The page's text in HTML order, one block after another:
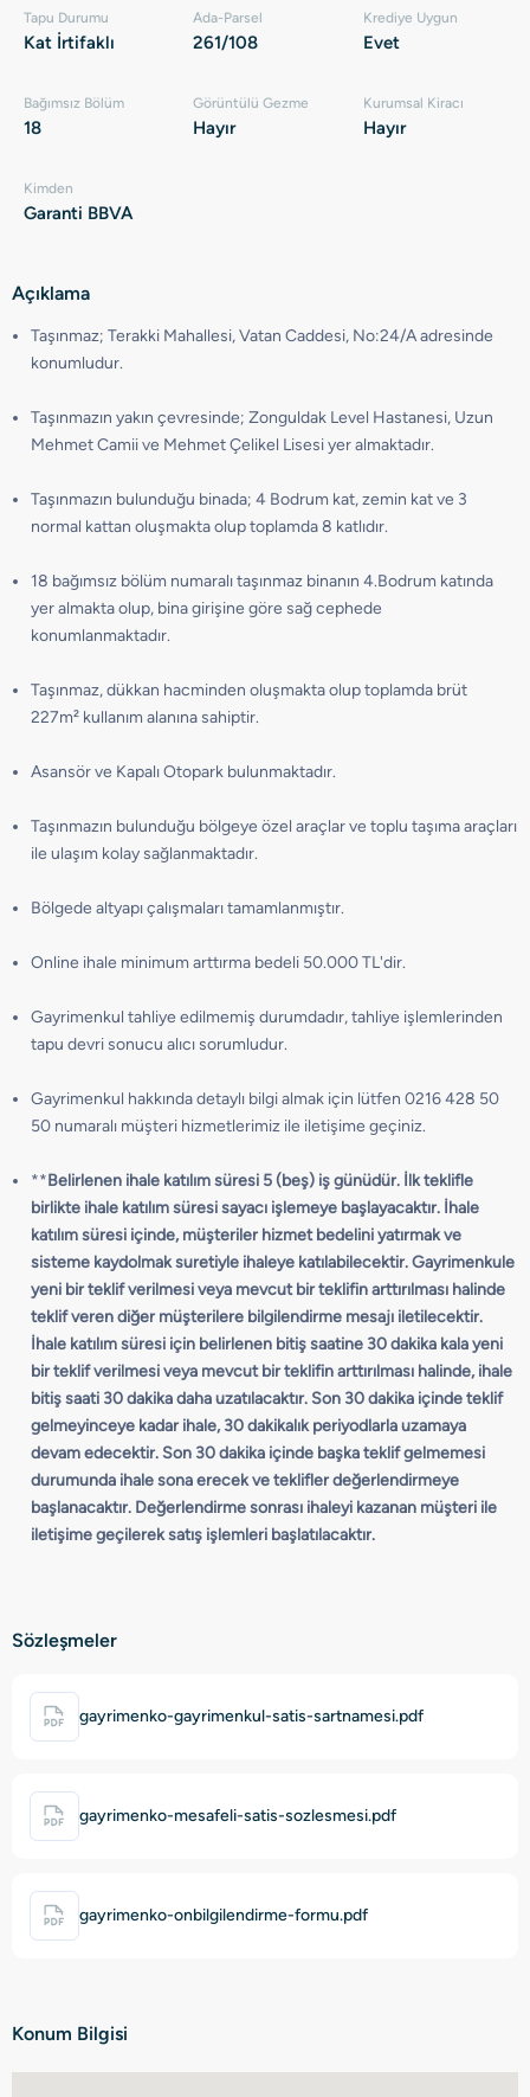
Tapu Durumu
Kat İrtifaklı
Ada-Parsel
261/108
Krediye Uygun
Evet
Bağımsız Bölüm
18
Görüntülü Gezme
Hayır
Kurumsal Kiracı
Hayır
Kimden
Garanti BBVA
Açıklama
Taşınmaz; Terakki Mahallesi, Vatan Caddesi, No:24/A adresinde
konumludur.
Taşınmazın yakın çevresinde; Zonguldak Level Hastanesi, Uzun
Mehmet Camii ve Mehmet Çelikel Lisesi yer almaktadır.
Taşınmazın bulunduğu binada; 4 Bodrum kat, zemin kat ve 3
normal kattan oluşmakta olup toplamda 8 katlıdır.
18 bağımsız bölüm numaralı taşınmaz binanın 4.Bodrum katında
yer almakta olup, bina girişine göre sağ cephede
konumlanmaktadır.
Taşınmaz, dükkan hacminden oluşmakta olup toplamda brüt
227m² kullanım alanına sahiptir.
Asansör ve Kapalı Otopark bulunmaktadır.
Taşınmazın bulunduğu bölgeye özel araçlar ve toplu taşıma araçları
ile ulaşım kolay sağlanmaktadır.
Bölgede altyapı çalışmaları tamamlanmıştır.
Online ihale minimum arttırma bedeli 50.000 TL'dir.
Gayrimenkul tahliye edilmemiş durumdadır, tahliye işlemlerinden
tapu devri sonucu alıcı sorumludur.
Gayrimenkul hakkında detaylı bilgi almak için lütfen 0216 428 50
50 numaralı müşteri hizmetlerimiz ile iletişime geçiniz.
**Belirlenen ihale katılım süresi 5 (beş) iş günüdür. İlk teklifle
birlikte ihale katılım süresi sayacı işlemeye başlayacaktır. İhale
katılım süresi içinde, müşteriler hizmet bedelini yatırmak ve
sisteme kaydolmak suretiyle ihaleye katılabilecektir. Gayrimenkule
yeni bir teklif verilmesi veya mevcut bir teklifin arttırılması halinde
teklif veren diğer müşterilere bilgilendirme mesajı iletilecektir.
İhale katılım süresi için belirlenen bitiş saatine 30 dakika kala yeni
bir teklif verilmesi veya mevcut bir teklifin arttırılması halinde, ihale
bitiş saati 30 dakika daha uzatılacaktır. Son 30 dakika içinde teklif
gelmeyinceye kadar ihale, 30 dakikalık periyodlarla uzamaya
devam edecektir. Son 30 dakika içinde başka teklif gelmemesi
durumunda ihale sona erecek ve teklifler değerlendirmeye
başlanacaktır. Değerlendirme sonrası ihaleyi kazanan müşteri ile
iletişime geçilerek satış işlemleri başlatılacaktır.
Sözleşmeler
gayrimenko-gayrimenkul-satis-sartnamesi.pdf
gayrimenko-mesafeli-satis-sozlesmesi.pdf
gayrimenko-onbilgilendirme-formu.pdf
Konum Bilgisi